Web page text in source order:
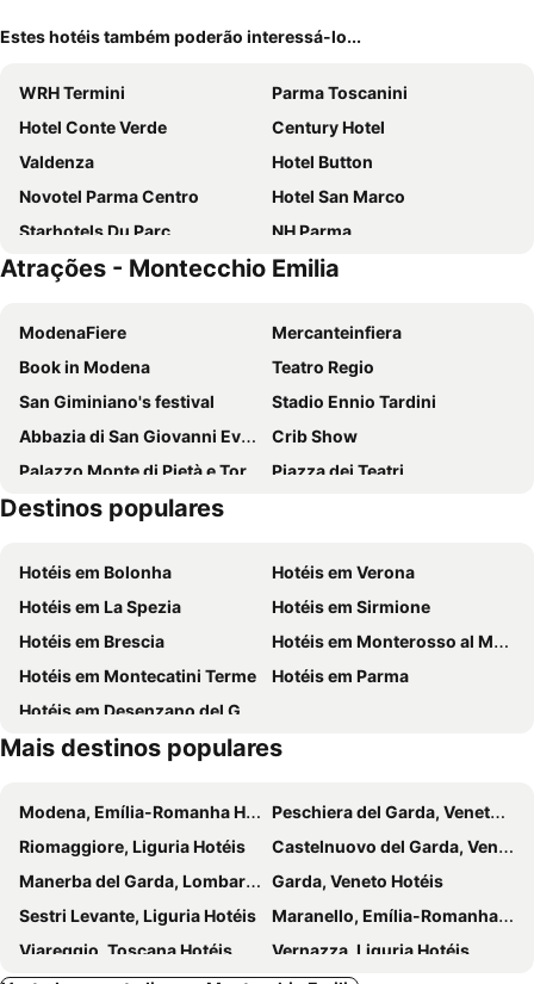
Estes hotéis também poderão interessá-lo...
WRH Termini
Parma Toscanini
Hotel Conte Verde
Century Hotel
Valdenza
Hotel Button
Novotel Parma Centro
Hotel San Marco
Starhotels Du Parc
NH Parma
Mercure Reggio Emilia Centro Astoria
Hotel Torino
Hotel delle Rose Terme & WellnesSpa
Residenze Romeo e Giulietta
Holiday Inn Express Reggio Emilia By Ihg
Best Western Hotel Green City
Hotel Stendhal
Dado Hotel International
Hotel Campus
Tricolore Hotel
Hotel Forum
ALBA HOTEL
Albergo Reggio
Oinoe La Città Del Vino
Agriturismo i Quercioli
Park Hotel
Hotel Ariosto
Hotel Posta
Hotel Poli
Hotel Italia
Hotel Verdi Boutique Hotel
Best Western Plus Hotel Farnese
Hotel Villa Molinari
Silver Residence Hotel
Atrações - Montecchio Emilia
ModenaFiere
Mercanteinfiera
Book in Modena
Teatro Regio
San Giminiano's festival
Stadio Ennio Tardini
Abbazia di San Giovanni Evangelista
Crib Show
Palazzo Monte di Pietà e Torre dell'Orologio
Piazza dei Teatri
Palazzo del Municipio
Aquatico
Duomo di Modena
Camera di San Paolo
Parco Nazionale Appennino Tosco Emiliano
Palazzo del Duca
Destinos populares
Hotéis em Bolonha
Hotéis em Verona
Hotéis em La Spezia
Hotéis em Sirmione
Hotéis em Brescia
Hotéis em Monterosso al Mare
Hotéis em Montecatini Terme
Hotéis em Parma
Hotéis em Desenzano del Garda
Mais destinos populares
Modena, Emília-Romanha Hotéis
Peschiera del Garda, Veneto Hotéis
Riomaggiore, Liguria Hotéis
Castelnuovo del Garda, Veneto Hotéis
Manerba del Garda, Lombardia Hotéis
Garda, Veneto Hotéis
Sestri Levante, Liguria Hotéis
Maranello, Emília-Romanha Hotéis
Viareggio, Toscana Hotéis
Vernazza, Liguria Hotéis